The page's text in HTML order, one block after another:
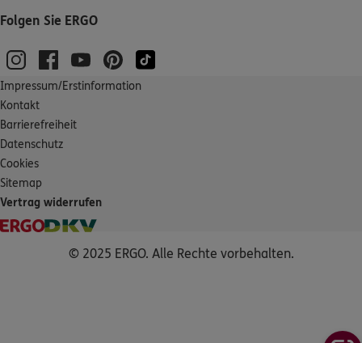
Folgen Sie ERGO
Impressum/Erstinformation
Kontakt
Barrierefreiheit
Datenschutz
Cookies
Sitemap
Vertrag widerrufen
© 2025 ERGO. Alle Rechte vorbehalten.